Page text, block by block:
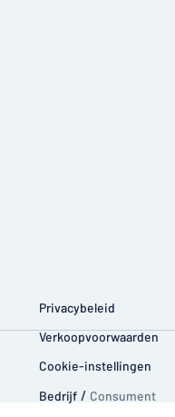
Privacybeleid
Verkoopvoorwaarden
Cookie-instellingen
Bedrijf / Consument